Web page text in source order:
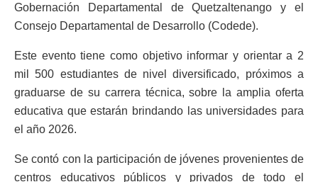
Gobernación Departamental de Quetzaltenango y el
Consejo Departamental de Desarrollo (Codede).
Este evento tiene como objetivo informar y orientar a 2
mil 500 estudiantes de nivel diversificado, próximos a
graduarse de su carrera técnica, sobre la amplia oferta
educativa que estarán brindando las universidades para
el año 2026.
Se contó con la participación de jóvenes provenientes de
centros educativos públicos y privados de todo el